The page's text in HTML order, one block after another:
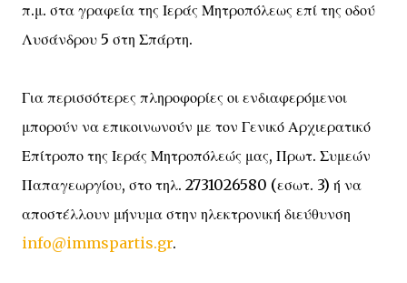
π.μ. στα γραφεία της Ιεράς Μητροπόλεως επί της οδού
Λυσάνδρου 5 στη Σπάρτη.
Για περισσότερες πληροφορίες οι ενδιαφερόμενοι
μπορούν να επικοινωνούν με τον Γενικό Αρχιερατικό
Επίτροπο της Ιεράς Μητροπόλεώς μας, Πρωτ. Συμεών
Παπαγεωργίου, στο τηλ. 2731026580 (εσωτ. 3) ή να
αποστέλλουν μήνυμα στην ηλεκτρονική διεύθυνση
info@immspartis.gr.